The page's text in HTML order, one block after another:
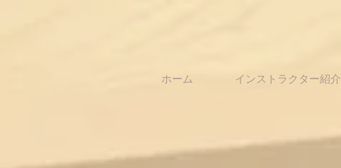
ホーム インストラクター紹介